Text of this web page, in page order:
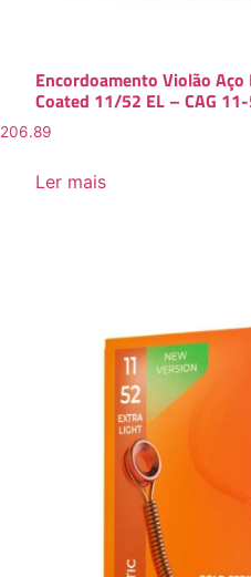
Encordoamento Violão
Coated 11/52 EL – CAG
206.89
Ler mais